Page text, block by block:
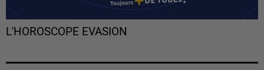
L'HOROSCOPE EVASION